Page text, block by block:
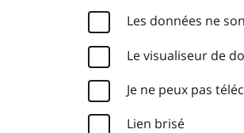
Les données ne
Le visualiseur de
Je ne peux pas
Lien brisé